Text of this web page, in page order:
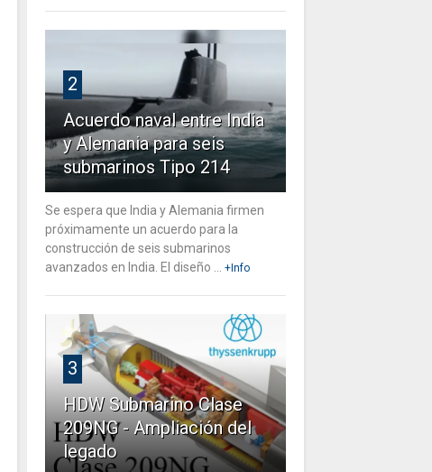
2
Acuerdo naval entre India
y Alemania para seis
submarinos Tipo 214
Se espera que India y Alemania firmen
próximamente un acuerdo para la
construcción de seis submarinos
avanzados en India. El diseño ...
+Info
3
HDW Submarino Clase
209NG - Ampliación del
legado